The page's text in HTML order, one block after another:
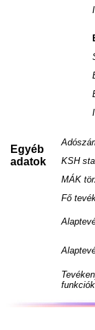
Egyéb
adatok
KSH
MÁK
Fő